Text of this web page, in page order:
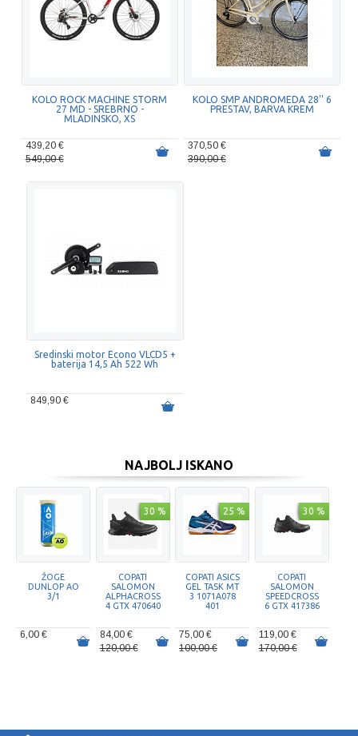
KOLO ROCK MACHINE STORM
27 MD - SREBRNO -
MLADINSKO, XS
439,20 €
549,00 €
KOLO SMP ANDROMEDA 28'' 6
PRESTAV, BARVA KREM
370,50 €
390,00 €
Sredinski motor Econo VLCD5 +
baterija 14,5 Ah 522 Wh
849,90 €
NAJBOLJ ISKANO
ŽOGE
DUNLOP AO
3/1
6,00 €
30 %
COPATI
SALOMON
ALPHACROSS
4 GTX 470640
84,00 €
120,00 €
25 %
COPATI ASICS
GEL TASK MT
3 1071A078
401
75,00 €
100,00 €
30 %
COPATI
SALOMON
SPEEDCROSS
6 GTX 417386
119,00 €
170,00 €
50 % 25 % 25 % 25 %